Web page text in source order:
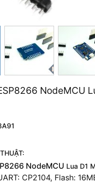
NodeMCU
NodeMCU Lua D1
CP2104, Flash: